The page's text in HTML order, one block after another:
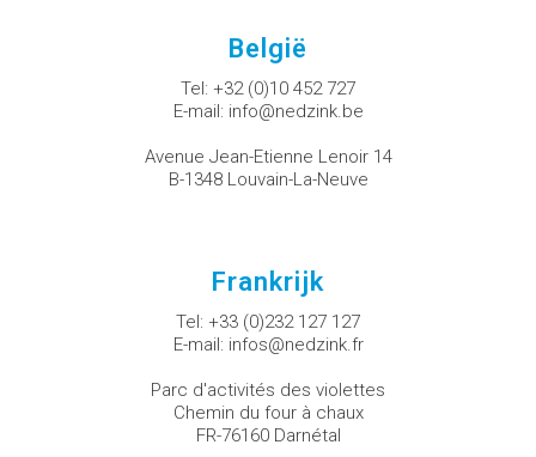
België
Tel: +32 (0)10 452 727
E-mail: info@nedzink.be
Avenue Jean-Etienne Lenoir 14
B-1348 Louvain-La-Neuve
Frankrijk
Tel: +33 (0)232 127 127
E-mail: infos@nedzink.fr
Parc d'activités des violettes
Chemin du four à chaux
FR-76160 Darnétal